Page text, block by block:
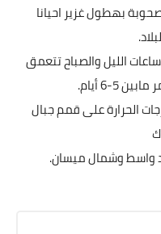
بهطول غزير احيانا
الليل والصباح تتعمق
5-6 أيام.
الحرارة على قمم جبال
واسط وشمال ميسان.